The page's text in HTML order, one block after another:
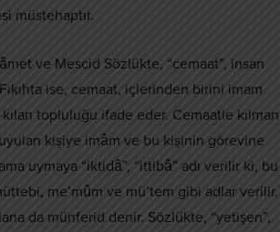
müstehaptır.
ve Mescid Sözlükte, “cemaat”, insan
ise, cemaat, içlerinden birini imam
topluluğu ifade eder. Cemaatle kılman
kişiye imâm ve bu kişinin görevine
uymaya “iktidâ”, “ittibâ” adı verilir ki, bu
me’mûm ve mü’tem gibi adlar verilir.
da münferid denir. Sözlükte, “yetişen”,